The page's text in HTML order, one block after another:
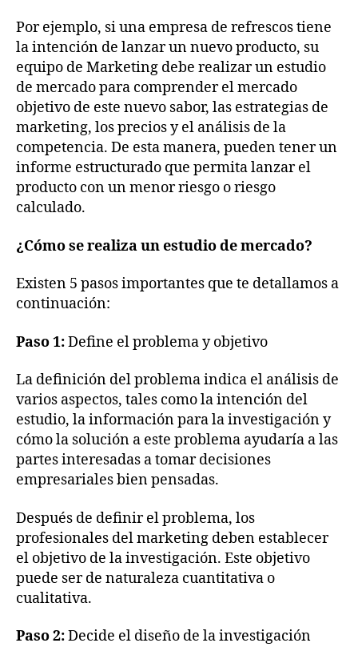
Por ejemplo, si una empresa de refrescos tiene
la intención de lanzar un nuevo producto, su
equipo de Marketing debe realizar un estudio
de mercado para comprender el mercado
objetivo de este nuevo sabor, las estrategias de
marketing, los precios y el análisis de la
competencia. De esta manera, pueden tener un
informe estructurado que permita lanzar el
producto con un menor riesgo o riesgo
calculado.
¿Cómo se realiza un estudio de mercado?
Existen 5 pasos importantes que te detallamos a
continuación:
Paso 1:Define el problema y objetivo
La definición del problema indica el análisis de
varios aspectos, tales como la intención del
estudio, la información para la investigación y
cómo la solución a este problema ayudaría a las
partes interesadas a tomar decisiones
empresariales bien pensadas.
Después de definir el problema, los
profesionales del marketing deben establecer
el objetivo de la investigación. Este objetivo
puede ser de naturaleza cuantitativa o
cualitativa.
Paso 2:Decide el diseño de la investigación